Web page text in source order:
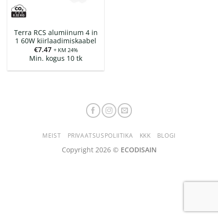
Terra RCS alumiinum 4 in
1 60W kiirlaadimiskaabel
€7.47 + KM 24%
Min. kogus 10 tk
MEIST PRIVAATSUSPOLIITIKA KKK BLOGI
Copyright 2026 © ECODISAIN